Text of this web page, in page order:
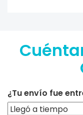
¿Tu envío fue